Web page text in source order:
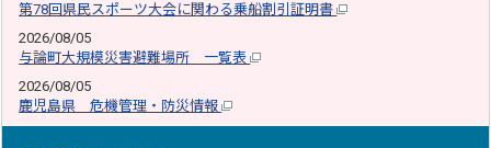
第78回県民スポーツ大会に関わる乗船割引証明書
2026/08/05
与論町大規模災害避難場所 一覧表
2026/08/05
鹿児島県 危機管理・防災情報